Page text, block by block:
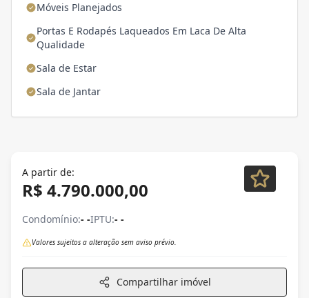
Móveis Planejados
Portas E Rodapés Laqueados Em Laca De Alta
Qualidade
Sala de Estar
Sala de Jantar
A partir de:
R$ 4.790.000,00
Condomínio:- -IPTU:- -
Valores sujeitos a alteração sem aviso prévio.
Compartilhar imóvel